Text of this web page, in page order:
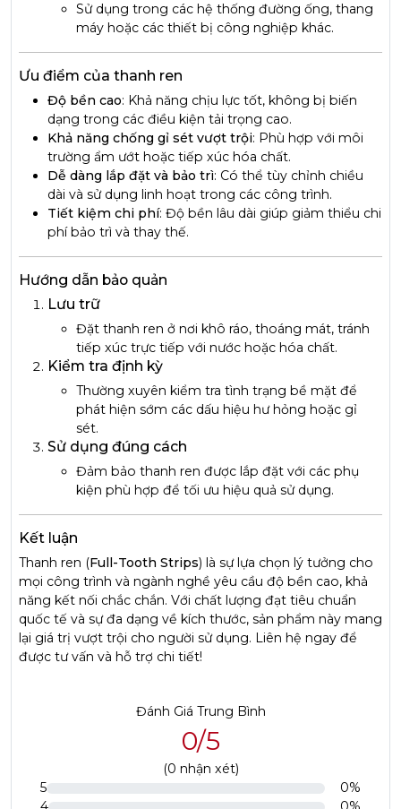
Sử dụng trong các hệ thống đường ống, thang
máy hoặc các thiết bị công nghiệp khác.
Ưu điểm của thanh ren
Độ bền cao: Khả năng chịu lực tốt, không bị biến
dạng trong các điều kiện tải trọng cao.
Khả năng chống gỉ sét vượt trội: Phù hợp với môi
trường ẩm ướt hoặc tiếp xúc hóa chất.
Dễ dàng lắp đặt và bảo trì: Có thể tùy chỉnh chiều
dài và sử dụng linh hoạt trong các công trình.
Tiết kiệm chi phí: Độ bền lâu dài giúp giảm thiểu chi
phí bảo trì và thay thế.
Hướng dẫn bảo quản
Lưu trữ
Đặt thanh ren ở nơi khô ráo, thoáng mát, tránh
tiếp xúc trực tiếp với nước hoặc hóa chất.
Kiểm tra định kỳ
Thường xuyên kiểm tra tình trạng bề mặt để
phát hiện sớm các dấu hiệu hư hỏng hoặc gỉ
sét.
Sử dụng đúng cách
Đảm bảo thanh ren được lắp đặt với các phụ
kiện phù hợp để tối ưu hiệu quả sử dụng.
Kết luận
Thanh ren (Full-Tooth Strips) là sự lựa chọn lý tưởng cho
mọi công trình và ngành nghề yêu cầu độ bền cao, khả
năng kết nối chắc chắn. Với chất lượng đạt tiêu chuẩn
quốc tế và sự đa dạng về kích thước, sản phẩm này mang
lại giá trị vượt trội cho người sử dụng. Liên hệ ngay để
được tư vấn và hỗ trợ chi tiết!
Đánh Giá Trung Bình
0/5
(0 nhận xét)
5
0%